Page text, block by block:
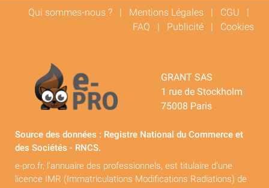
Qui sommes-nous ? | Mentions Légales | CGU |
FAQ | Publicité | Cookies
GRANT SAS
1 rue de Stockholm
75008 Paris
Source des données : Registre National du Commerce et
des Sociétés - RNCS.
e-pro.fr, l'annuaire des professionnels, est titulaire d'une
licence IMR (Immatriculations Modifications Radiations) de